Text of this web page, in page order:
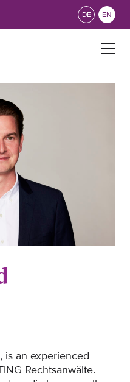
DE EN
is an experienced
Rechtsanwälte.